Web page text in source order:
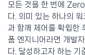
모든 것을 한 번에
다. 의미 있는 하나의
과 함께 제어를 확립한
폼 엔지니어라면 개발
다. 달성하고자 하는 기